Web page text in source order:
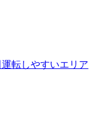
運転しやすいエリア